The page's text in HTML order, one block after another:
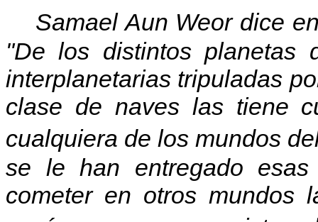
Samael Aun Weor dice
"De los distintos planetas
interplanetarias tripuladas
clase de naves las tiene
cualquiera de los mundos
se le han entregado
cometer en otros mundos